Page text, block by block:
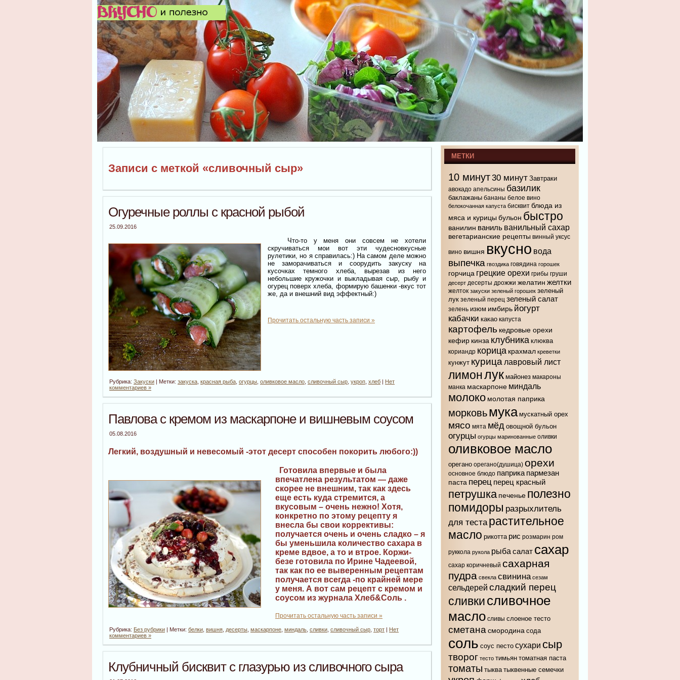
Записи с меткой «сливочный сыр»
Огуречные роллы с красной рыбой
25.09.2016
Что-то у меня они совсем не хотели
скручиваться мои вот эти чудесновкусные
рулетики, но я справилась:) На самом деле можно
не заморачиваться и соорудить закуску на
кусочках темного хлеба, вырезав из него
небольшие кружочки и выкладывая сыр, рыбу и
огурец поверх хлеба, формирую башенки -вкус тот
же, да и внешний вид эффектный:)
Прочитать остальную часть записи »
Рубрика: Закуски | Метки: закуска красная рыба огурцы оливковое масло сливочный сыр укроп хлеб | Нет
комментариев »
Павлова с кремом из маскарпоне и вишневым соусом
05.08.2016
Легкий, воздушный и невесомый -этот десерт способен покорить любого:))
Готовила впервые и была
впечатлена результатом — даже
скорее не внешним, так как здесь
еще есть куда стремится, а
вкусовым – очень нежно! Хотя,
конкретно по этому рецепту я
внесла бы свои коррективы:
получается очень и очень сладко – я
бы уменьшила количество сахара в
креме вдвое, а то и втрое. Коржи-
безе готовила по Ирине Чадеевой,
так как по ее выверенным рецептам
получается всегда -по крайней мере
у меня. А вот сам рецепт с кремом и
соусом из журнала Хлеб&Соль .
Прочитать остальную часть записи »
Рубрика: Без рубрики | Метки: белки вишня десерты маскарпоне миндаль сливки сливочный сыр торт | Нет
комментариев »
Клубничный бисквит с глазурью из сливочного сыра
МЕТКИ
10 минут30 минут Завтраки
авокадо апельсины базилик
баклажаны бананы белое вино
белокочанная капуста бисквит блюда из
мяса и курицы бульон быстро
ванилин ваниль ванильный сахар
вегетарианские рецепты винный уксус
вино вишня вкусно вода
выпечка гвоздика говядина горошек
горчица грецкие орехи грибы груши
десерт десерты дрожжи желатин желтки
желток закуски зеленый горошек зеленый
лук зеленый перец зеленый салат
зелень изюм имбирь йогурт
кабачки какао капуста
картофель кедровые орехи
кефир кинза клубника клюква
кориандр корица крахмал креветки
кунжут курица лавровый лист
лимонлук майонез макароны
манка маскарпоне миндаль
молоко молотая паприка
морковьмука мускатный орех
мясо мята мёд овощной бульон
огурцы огурцы маринованные оливки
оливковое масло
орегано орегано(душица) орехи
основное блюдо паприка пармезан
паста перец перец красный
петрушка печенье полезно
помидоры разрыхлитель
для теста растительное
масло рикотта рис розмарин ром
руккола рукола рыба салат сахар
сахар коричневый сахарная
пудра свекла свинина сезам
сельдерей сладкий перец
сливки сливочное
масло сливы слоеное тесто
сметана смородина сода
соль соус песто сухари сыр
творог тесто тимьян томатная паста
томаты тыква тыквенные семечки